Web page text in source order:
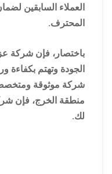
العملاء السابقين
المحترف.
باختصار، فإن شركة
الجودة وتهتم بكفاءة
شركة موثوقة
منطقة الخرج، فإن
لك.